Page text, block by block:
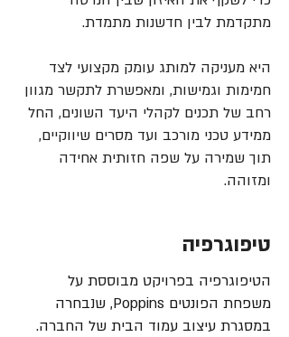
Black Cool White
Champagne
מתקדמת לבין חדשנות מתמדת.
היא מעניקה למותג עומק מקצועי לצד
חמימות וגמישות, ומאפשרת לתקשר מגוון
רחב של תכנים לקהלי היעד השונים, החל
ממידע טכני מורכב ועד מסרים שיווקיים,
תוך שמירה על שפה חזותית אחידה
ומזוהה.
טיפוגרפיה
הטיפוגרפיה בפרויקט מבוססת על
משפחת הפונטים Poppins, שנבחרה
במסגרת עיצוב עמוד הבית של החברה.